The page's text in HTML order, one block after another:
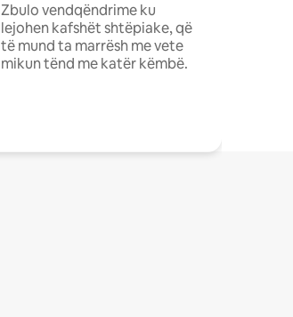
Zbulo vendqëndrime ku
lejohen kafshët shtëpiake, që
të mund ta marrësh me vete
mikun tënd me katër këmbë.